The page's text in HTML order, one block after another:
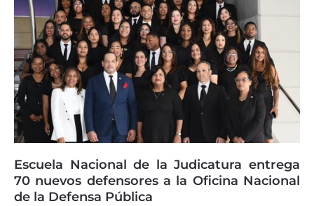
Escuela Nacional de la Judicatura entrega
70 nuevos defensores a la Oficina Nacional
de la Defensa Pública